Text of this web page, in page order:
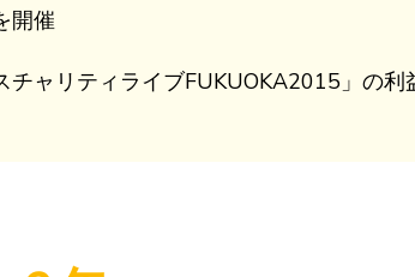
開催
ャリティライブFUKUOKA2015」の利